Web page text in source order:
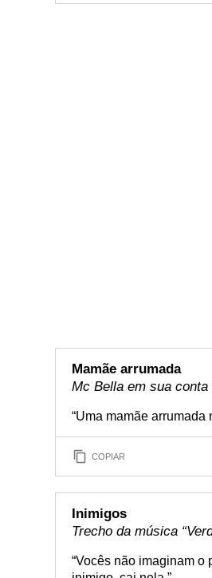
Mamãe arrumada
Mc Bella em sua
“Uma mamãe arrumada
COPIAR
Inimigos
Trecho da música
“Vocês não imaginam o